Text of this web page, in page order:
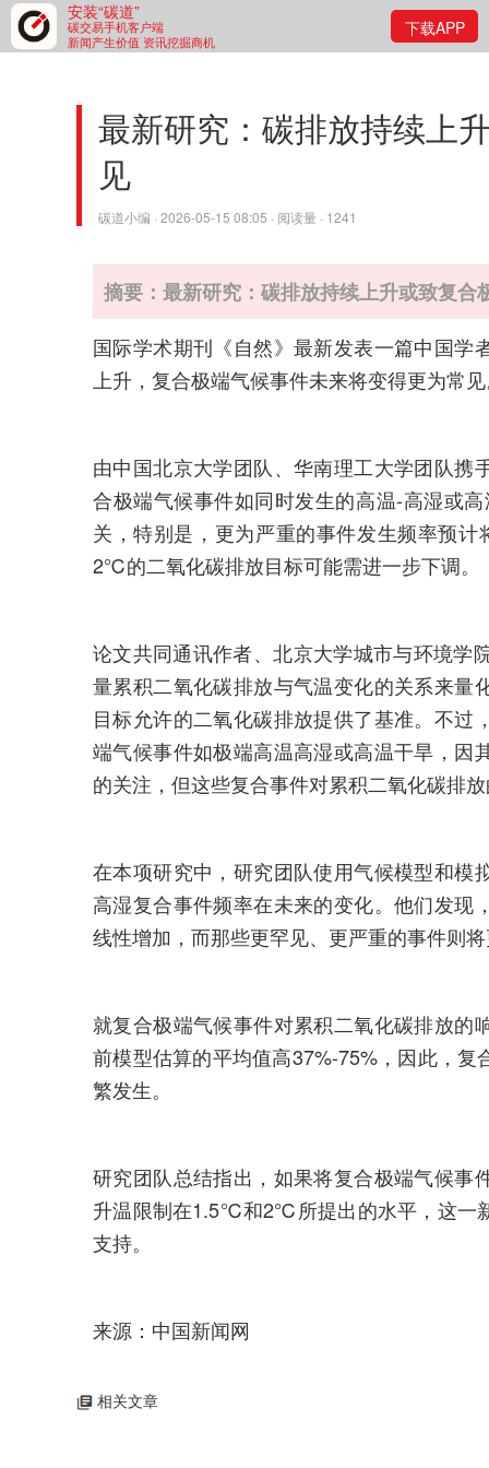
安装“碳道”
碳交易手机客户端
新闻产生价值 资讯挖掘商机
下载APP
最新研究：碳排放持续上
见
碳道小编 · 2026-05-15 08:05 · 阅读量 · 1241
摘要：最新研究：碳排放持续上升或致复合
国际学术期刊《自然》最新发表一篇中国学
上升，复合极端气候事件未来将变得更为常
由中国北京大学团队、华南理工大学团队携
合极端气候事件如同时发生的高温-高湿或
关，特别是，更为严重的事件发生频率预
2℃的二氧化碳排放目标可能需进一步下调。
论文共同通讯作者、北京大学城市与环境学
量累积二氧化碳排放与气温变化的关系来量
目标允许的二氧化碳排放提供了基准。不
端气候事件如极端高温高湿或高温干旱，因
的关注，但这些复合事件对累积二氧化碳排
在本项研究中，研究团队使用气候模型和模
高湿复合事件频率在未来的变化。他们发现
线性增加，而那些更罕见、更严重的事件则
就复合极端气候事件对累积二氧化碳排放的
前模型估算的平均值高37%-75%，因此，
繁发生。
研究团队总结指出，如果将复合极端气候事
升温限制在1.5℃和2℃所提出的水平，这一
支持。
来源：中国新闻网
相关文章